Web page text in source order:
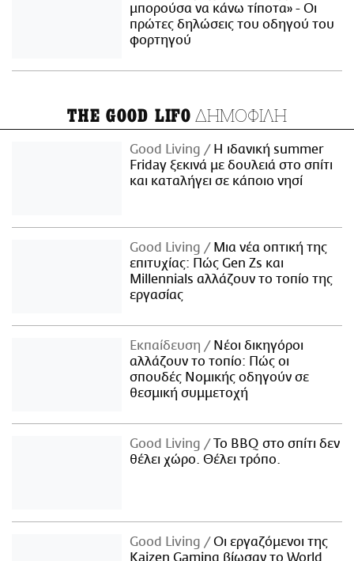
μπορούσα να κάνω τίποτα» - Οι
πρώτες δηλώσεις του οδηγού του
φορτηγού
THE GOOD LIFO ΔΗΜΟΦΙΛΗ
Good Living
Η ιδανική summer
Friday ξεκινά με δουλειά στο σπίτι
και καταλήγει σε κάποιο νησί
Good Living
Μια νέα οπτική της
επιτυχίας: Πώς Gen Zs και
Millennials αλλάζουν το τοπίο της
εργασίας
Εκπαίδευση
Νέοι δικηγόροι
αλλάζουν το τοπίο: Πώς οι
σπουδές Νομικής οδηγούν σε
θεσμική συμμετοχή
Good Living
Το BBQ στο σπίτι δεν
θέλει χώρο. Θέλει τρόπο.
Good Living
Οι εργαζόμενοι της
Kaizen Gaming βίωσαν το World